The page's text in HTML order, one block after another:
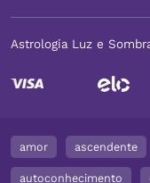
Astrologia Luz e
amor ascendente
autoconhecimento